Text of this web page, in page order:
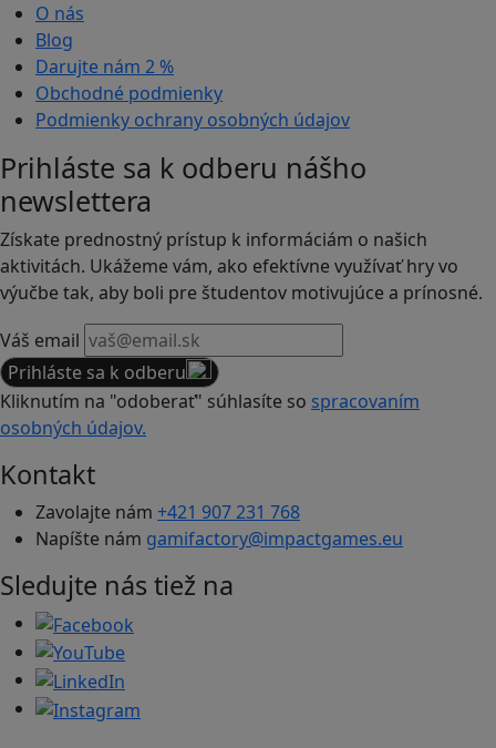
O nás
Blog
Darujte nám 2 %
Obchodné podmienky
Podmienky ochrany osobných údajov
Prihláste sa k odberu nášho
newslettera
Získate prednostný prístup k informáciám o našich
aktivitách. Ukážeme vám, ako efektívne využívať hry vo
výučbe tak, aby boli pre študentov motivujúce a prínosné.
Váš email
Prihláste sa k odberu
Kliknutím na "odoberať" súhlasíte so spracovaním
osobných údajov.
Kontakt
Zavolajte nám +421 907 231 768
Napíšte nám gamifactory@impactgames.eu
Sledujte nás tiež na